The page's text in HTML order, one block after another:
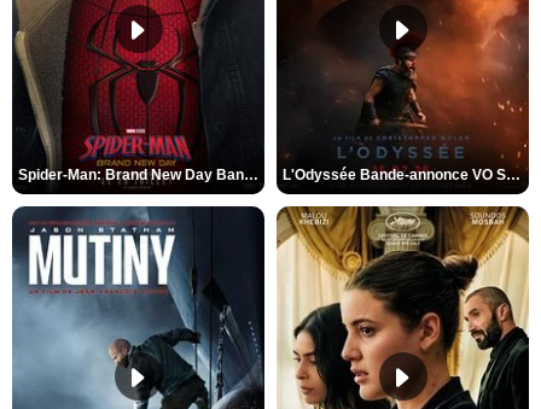
Spider-Man: Brand New Day Bande-annonce VO STFR L'Odyssée Bande-annonce VO STFR